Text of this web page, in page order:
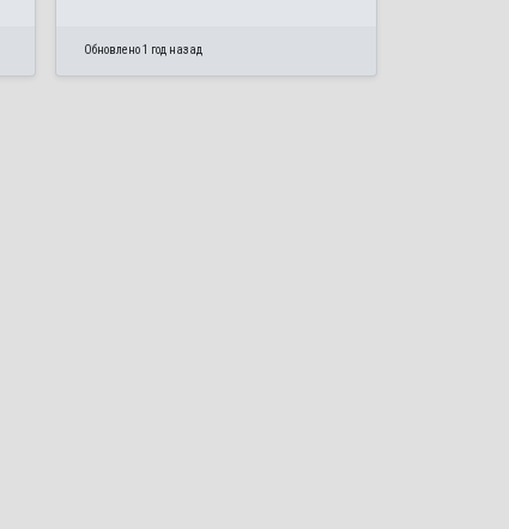
Обновлено 1 год назад